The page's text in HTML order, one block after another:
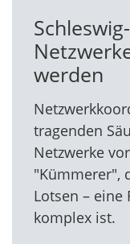
werden
tragenden
Netzwerke
"Kümmerer",
Lotsen –
komplex ist.